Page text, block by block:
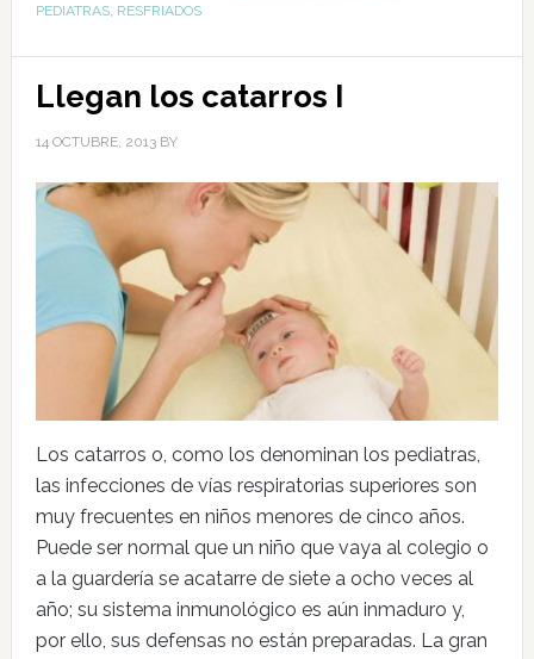
PEDIATRAS, RESFRIADOS
Llegan los catarros I
14 OCTUBRE, 2013BY
Los catarros o, como los denominan los pediatras,
las infecciones de vías respiratorias superiores son
muy frecuentes en niños menores de cinco años.
Puede ser normal que un niño que vaya al colegio o
a la guardería se acatarre de siete a ocho veces al
año; su sistema inmunológico es aún inmaduro y,
por ello, sus defensas no están preparadas. La gran